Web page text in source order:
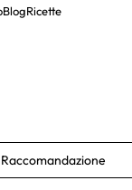
Ricette